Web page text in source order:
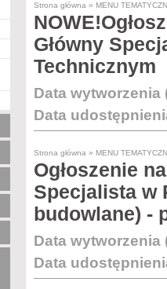
Strona główna » MENU
Główny
Technicznym
Data wytworzenia
Data
Strona główna » MENU
Ogłoszenie
Specjalista w
budowlane) -
Data wytworzenia
Data